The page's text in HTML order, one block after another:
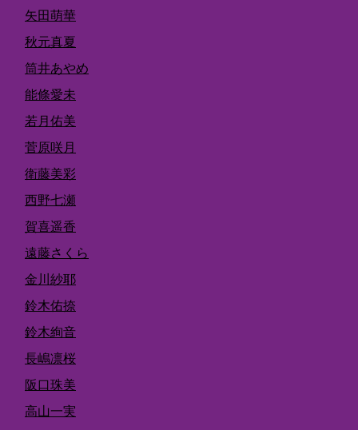
矢田萌華
秋元真夏
筒井あやめ
能條愛未
若月佑美
菅原咲月
衛藤美彩
西野七瀬
賀喜遥香
遠藤さくら
金川紗耶
鈴木佑捺
鈴木絢音
長嶋凛桜
阪口珠美
高山一実